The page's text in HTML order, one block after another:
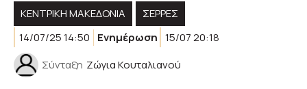
ΚΕΝΤΡΙΚΉ ΜΑΚΕΔΟΝΊΑ
ΣΕΡΡΕΣ
14/07/25 14:50
Ενημέρωση 15/07 20:18
Σύνταξη Ζώγια Κουταλιανού